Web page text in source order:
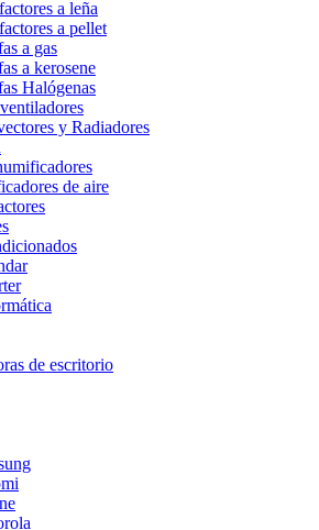
a leña
a pellet
a gas
a kerosene
Halógenas
y Radiadores
de aire
de escritorio